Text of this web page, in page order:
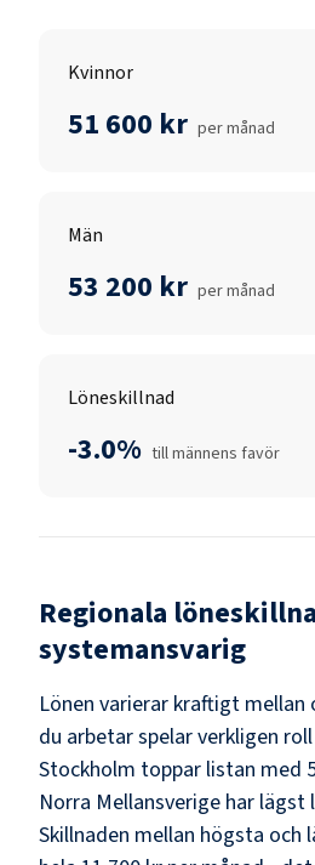
Kvinnor
51 600 kr per månad
Män
53 200 kr per månad
Löneskillnad
-3.0% till männens favör
Regionala
systemansvarig
Lönen varierar kraftigt mellan
du arbetar spelar verkligen
Stockholm toppar listan med
Norra Mellansverige har lägst
Skillnaden mellan högsta och